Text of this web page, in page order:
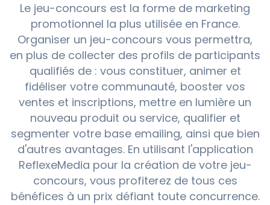
Le jeu-concours est la forme de marketing
promotionnel la plus utilisée en France.
Organiser un jeu-concours vous permettra,
en plus de collecter des profils de participants
qualifiés de : vous constituer, animer et
fidéliser votre communauté, booster vos
ventes et inscriptions, mettre en lumière un
nouveau produit ou service, qualifier et
segmenter votre base emailing, ainsi que bien
d'autres avantages. En utilisant l'application
ReflexeMedia pour la création de votre jeu-
concours, vous profiterez de tous ces
bénéfices à un prix défiant toute concurrence.